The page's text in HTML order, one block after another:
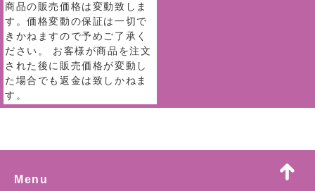
商品の販売価格は変動致しま
す。価格変動の保証は一切で
きかねますので予めご了承く
ださい。 お客様が商品を注文
された後に販売価格が変動し
た場合でも返金は致しかねま
す。
Menu